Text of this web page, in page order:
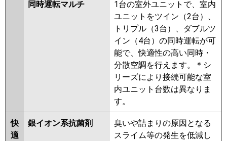
同時運転マルチ
1台の室外ユニットで、室内
ユニットをツイン（2台）、
トリプル（3台）、ダブルツ
イン（4台）の同時運転が可
能で、快適性の高い同時・
分散空調を行えます。＊シ
リーズにより接続可能な室
内ユニット台数は異なりま
す。
快
適
銀イオン系抗菌剤
臭いや詰まりの原因となる
スライム等の発生を低減し